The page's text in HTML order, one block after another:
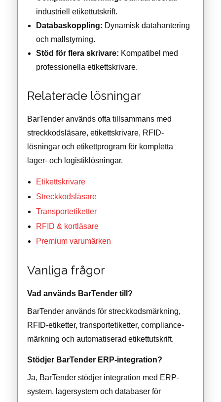
industriell etikettutskrift.
Databaskoppling: Dynamisk datahantering
och mallstyrning.
Stöd för flera skrivare: Kompatibel med
professionella etikettskrivare.
Relaterade lösningar
BarTender används ofta tillsammans med
streckkodsläsare, etikettskrivare, RFID-
lösningar och etikettprogram för kompletta
lager- och logistiklösningar.
Etikettskrivare
Streckkodsläsare
Transportetiketter
RFID & kortläsare
Premium varumärken
Vanliga frågor
Vad används BarTender till?
BarTender används för streckkodsmärkning,
RFID-etiketter, transportetiketter, compliance-
märkning och automatiserad etikettutskrift.
Stödjer BarTender ERP-integration?
Ja, BarTender stödjer integration med ERP-
system, lagersystem och databaser för